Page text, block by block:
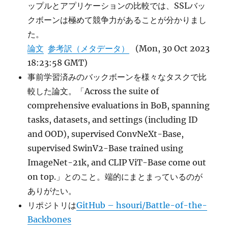
ップルとアプリケーションの比較では、SSLバッ
クボーンは極めて競争力があることが分かりまし
た。
論文 参考訳（メタデータ）
(Mon, 30 Oct 2023
18:23:58 GMT)
事前学習済みのバックボーンを様々なタスクで比
較した論文。「Across the suite of
comprehensive evaluations in BoB, spanning
tasks, datasets, and settings (including ID
and OOD), supervised ConvNeXt-Base,
supervised SwinV2-Base trained using
ImageNet-21k, and CLIP ViT-Base come out
on top.」とのこと。端的にまとまっているのが
ありがたい。
リポジトリはGitHub – hsouri/Battle-of-the-
Backbones